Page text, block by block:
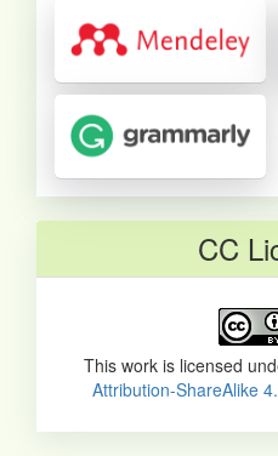
CC
This work is licensed
Attribution-ShareAlike